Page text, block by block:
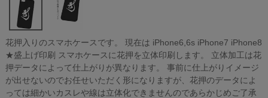
花押入りのスマホケースです。 現在は iPhone6,6s iPhone7 iPhone8
★盛上げ印刷 スマホケースに花押を立体印刷します。 立体加工は花
押データによって仕上がりが異なります。 事前に仕上がりイメージ
が出せないのでお任せいただく形になりますが、花押のデータによ
っては細かいカスレや線は立体化できませんのであらかじめご了承